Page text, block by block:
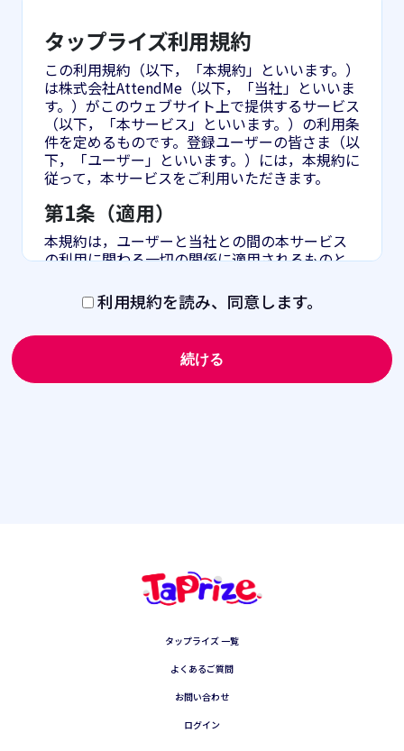
タップライズ利用規約
この利用規約（以下，「本規約」といいます。）
は株式会社AttendMe（以下，「当社」といいま
す。）がこのウェブサイト上で提供するサービス
（以下，「本サービス」といいます。）の利用条
件を定めるものです。登録ユーザーの皆さま（以
下，「ユーザー」といいます。）には，本規約に
従って，本サービスをご利用いただきます。
第1条（適用）
本規約は，ユーザーと当社との間の本サービス
の利用に関わる一切の関係に適用されるものと
当社は本サービスに関し，本規約のほか，ご利
す。これら個別規定はその名称のいかんに関わら
ず，本規約の一部を構成するものとします。
を申請し，当社がこれを承認することによって，
利用登録が完了するものとします。
と判断した場合，利用登録の申請を承認しない
務を負わないものとします。
利用登録の申請に際して虚偽の事項を届け
利用規約を読み、同意します。
タップライズ 一覧
よくあるご質問
お問い合わせ
ログイン